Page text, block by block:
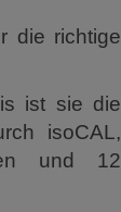
die richtige
ist sie die
isoCAL,
und 12